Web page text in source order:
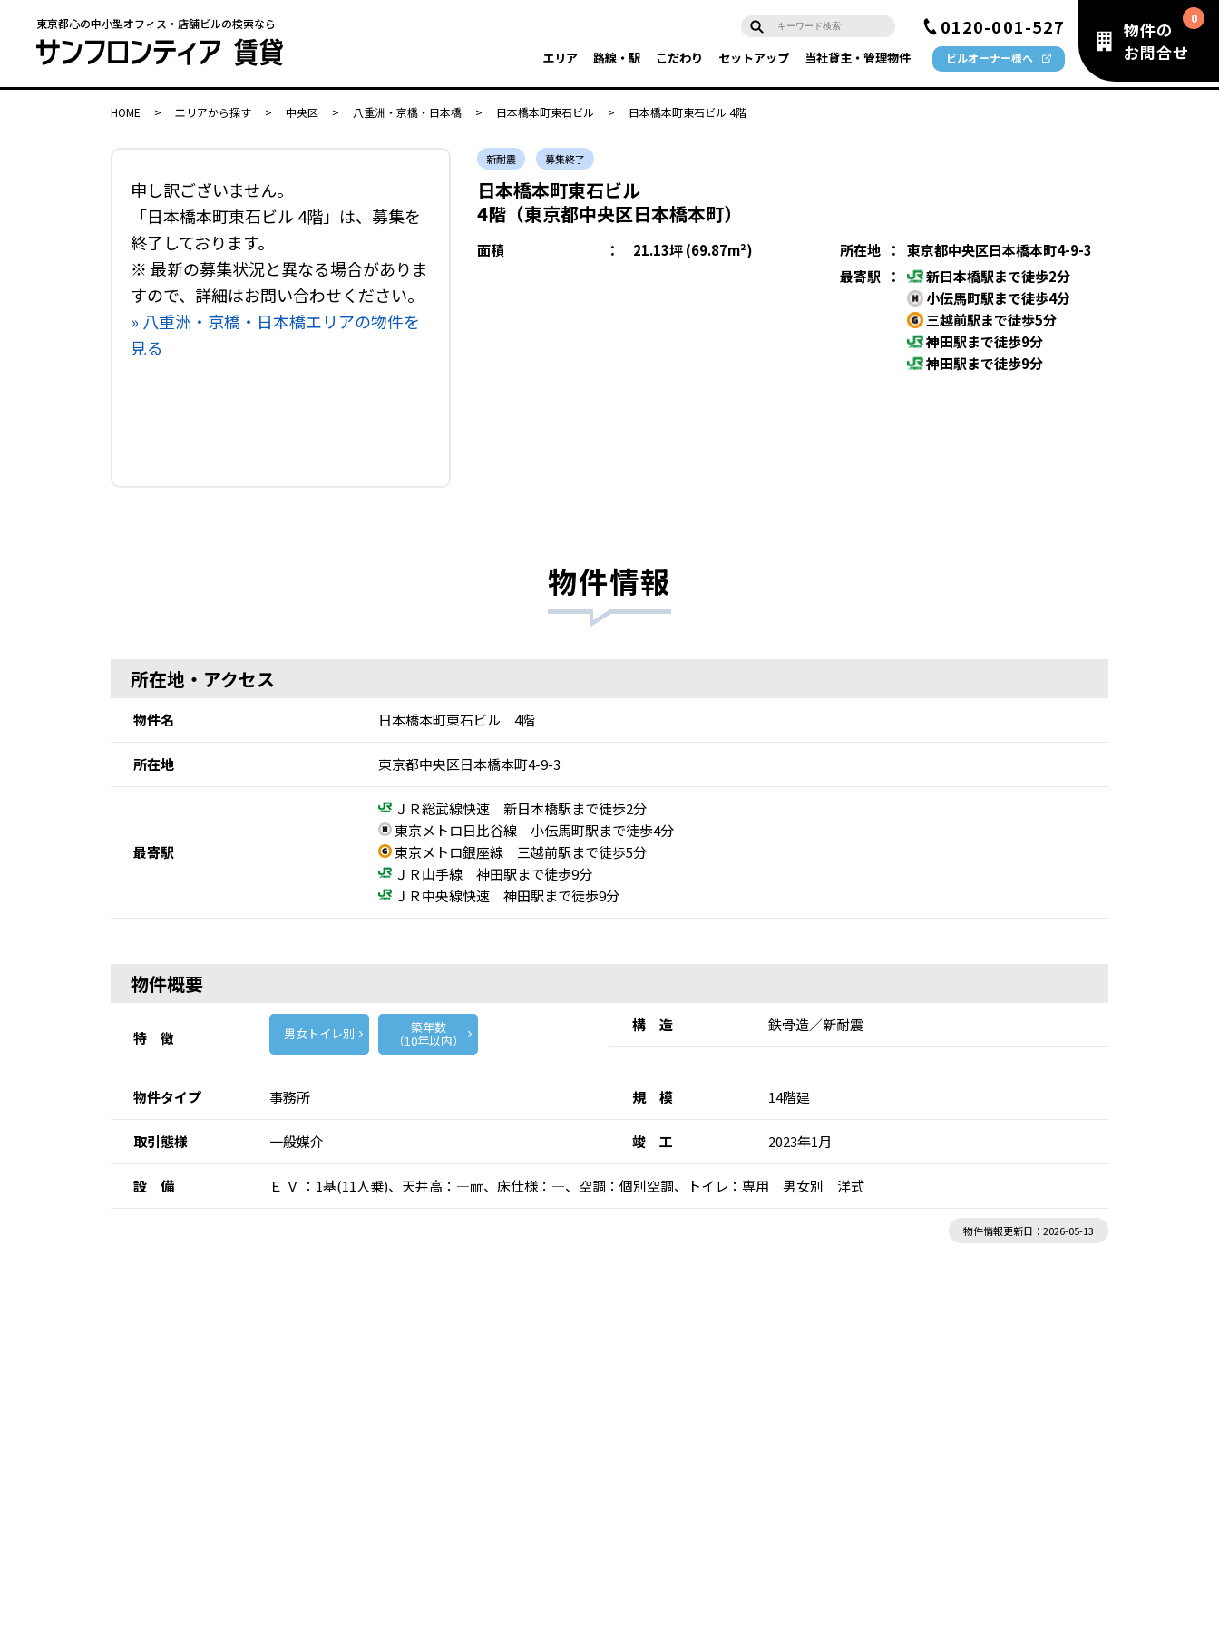
東京都心の中小型オフィス・店舗ビルの検索なら 0120-001-527
エリア 路線・駅 こだわり セットアップ 当社貸主・管理物件 ビルオーナー様へ
物件の
お問合せ
HOME > エリアから探す > 中央区 > 八重洲・京橋・日本橋 > 日本橋本町東石ビル > 日本橋本町東石ビル 4階
申し訳ございません。
「日本橋本町東石ビル 4階」は、募集を
終了しております。
※ 最新の募集状況と異なる場合がありま
すので、詳細はお問い合わせください。
» 八重洲・京橋・日本橋エリアの物件を
見る
新耐震 募集終了
日本橋本町東石ビル
4階（東京都中央区日本橋本町）
面積 ： 21.13坪 (69.87m²) 所在地 ：
東京都中央区日本橋本町4-9-3
最寄駅
：
新日本橋駅まで徒歩2分
小伝馬町駅まで徒歩4分
三越前駅まで徒歩5分
神田駅まで徒歩9分
神田駅まで徒歩9分
物件情報
所在地・アクセス
物件名 日本橋本町東石ビル 4階
所在地 東京都中央区日本橋本町4-9-3
最寄駅
ＪＲ総武線快速 新日本橋駅まで徒歩2分
東京メトロ日比谷線 小伝馬町駅まで徒歩4分
東京メトロ銀座線 三越前駅まで徒歩5分
ＪＲ山手線 神田駅まで徒歩9分
ＪＲ中央線快速 神田駅まで徒歩9分
物件概要
特 徴 男女トイレ別 築年数
（10年以内）
構 造 鉄骨造／新耐震
物件タイプ 事務所 規 模 14階建
取引態様 一般媒介 竣 工 2023年1月
設 備 Ｅ Ｖ ：1基(11人乗)、天井高：―㎜、床仕様：―、空調：個別空調、トイレ：専用 男女別 洋式
物件情報更新日：2026-05-13